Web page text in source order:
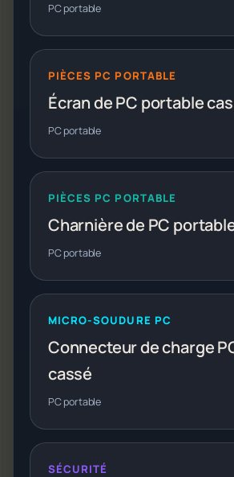
PC portable
PIÈCES PC PORTABLE
Écran de PC portable
PC portable
PIÈCES PC PORTABLE
Charnière de PC
PC portable
MICRO-SOUDURE PC
Connecteur de charge
cassé
PC portable
SÉCURITÉ